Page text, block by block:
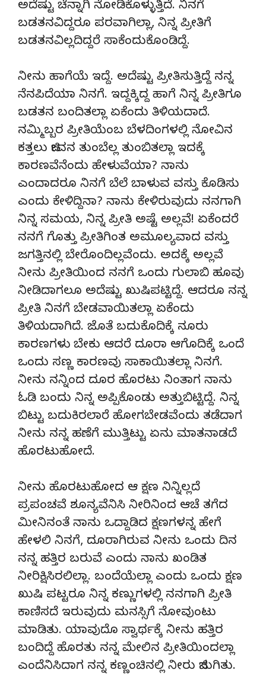
ಅದೆಷ್ಟು ಚೆನ್ನಾಗಿ ನೋಡಿಕೊಳ್ಳುತ್ತಿದೆ. ನಿನಗೆ
ಬಡತನವಿದ್ದರೂ ಪರವಾಗಿಲ್ಲಾ, ನಿನ್ನ ಪ್ರೀತಿಗೆ
ಬಡತನವಿಲ್ಲದಿದ್ದರೆ ಸಾಕೆಂದುಕೊಂಡಿದ್ದೆ.
ನೀನು ಹಾಗೆಯೆ ಇದ್ದೆ. ಅದೆಷ್ಟು ಪ್ರೀತಿಸುತ್ತಿದ್ದೆ ನನ್ನ
ನೆನಪಿದೆಯಾ ನಿನಗೆ. ಇದ್ದಕ್ಕಿದ್ದ ಹಾಗೆ ನಿನ್ನ ಪ್ರೀತಿಗೂ
ಬಡತನ ಬಂದಿತಲ್ಲಾ ಏಕೆಂದು ತಿಳಿಯದಾದೆ.
ನಮ್ಮಿಬ್ಬರ ಪ್ರೀತಿಯೆಂಬ ಬೆಳದಿಂಗಳಲ್ಲಿ ನೋವಿನ
ಕತ್ತಲು ಜೀವನ ತುಂಬೆಲ್ಲ ತುಂಬಿತಲ್ಲಾ ಇದಕ್ಕೆ
ಕಾರಣವೆನೆಂದು ಹೇಳುವೆಯಾ? ನಾನು
ಎಂದಾದರೂ ನಿನಗೆ ಬೆಲೆ ಬಾಳುವ ವಸ್ತು ಕೊಡಿಸು
ಎಂದು ಕೇಳಿದ್ದಿನಾ? ನಾನು ಕೇಳಿರುವುದು ನನಗಾಗಿ
ನಿನ್ನ ಸಮಯ, ನಿನ್ನ ಪ್ರೀತಿ ಅಷ್ಟೆ ಅಲ್ಲವೆ! ಏಕೆಂದರೆ
ನನಗೆ ಗೊತ್ತು ಪ್ರೀತಿಗಿಂತ ಅಮೂಲ್ಯವಾದ ವಸ್ತು
ಜಗತ್ತಿನಲ್ಲಿ ಬೇರೊಂದಿಲ್ಲವೆಂದು. ಅದಕ್ಕೆ ಅಲ್ಲವೆ
ನೀನು ಪ್ರೀತಿಯಿಂದ ನನಗೆ ಒಂದು ಗುಲಾಬಿ ಹೂವು
ನೀಡಿದಾಗಲೂ ಅದೆಷ್ಟು ಖುಷಿಪಟ್ಟಿದ್ದೆ. ಆದರೂ ನನ್ನ
ಪ್ರೀತಿ ನಿನಗೆ ಬೇಡವಾಯಿತಲ್ಲಾ ಏಕೆಂದು
ತಿಳಿಯದಾಗಿದೆ. ಜೊತೆ ಬದುಕೊದಿಕ್ಕೆ ನೂರು
ಕಾರಣಗಳು ಬೇಕು ಆದರೆ ದೂರಾ ಆಗೊದಿಕ್ಕೆ ಒಂದೆ
ಒಂದು ಸಣ್ಣ ಕಾರಣವು ಸಾಕಾಯಿತಲ್ಲಾ ನಿನಗೆ.
ನೀನು ನನ್ನಿಂದ ದೂರ ಹೊರಟು ನಿಂತಾಗ ನಾನು
ಓಡಿ ಬಂದು ನಿನ್ನ ಅಪ್ಪಿಕೊಂಡು ಅತ್ತುಬಿಟ್ಟಿದ್ದೆ. ನಿನ್ನ
ಬಿಟ್ಟು ಬದುಕಿರಲಾರೆ ಹೋಗಬೇಡವೆಂದು ತಡೆದಾಗ
ನೀನು ನನ್ನ ಹಣೆಗೆ ಮುತ್ತಿಟ್ಟು ಏನು ಮಾತನಾಡದೆ
ಹೊರಟುಹೋದೆ.
ನೀನು ಹೊರಟುಹೋದ ಆ ಕ್ಷಣ ನಿನ್ನಿಲ್ಲದೆ
ಪ್ರಪಂಚವೆ ಶೂನ್ಯವೆನಿಸಿ ನೀರಿನಿಂದ ಆಚೆ ತಗೆದ
ಮೀನಿನಂತೆ ನಾನು ಒದ್ದಾಡಿದ ಕ್ಷಣಗಳನ್ನ ಹೇಗೆ
ಹೇಳಲಿ ನಿನಗೆ, ದೂರಾಗಿರುವ ನೀನು ಒಂದು ದಿನ
ನನ್ನ ಹತ್ತಿರ ಬರುವೆ ಎಂದು ನಾನು ಖಂಡಿತ
ನೀರಿಕ್ಷಿಸಿರಲಿಲ್ಲಾ. ಬಂದೆಯೆಲ್ಲಾ ಎಂದು ಒಂದು ಕ್ಷಣ
ಖುಷಿ ಪಟ್ಟರೂ ನಿನ್ನ ಕಣ್ಣುಗಳಲ್ಲಿ ನನಗಾಗಿ ಪ್ರೀತಿ
ಕಾಣಿಸದೆ ಇರುವುದು ಮನಸ್ಸಿಗೆ ನೋವುಂಟು
ಮಾಡಿತು. ಯಾವುದೊ ಸ್ವಾರ್ಥಕ್ಕೆ ನೀನು ಹತ್ತಿರ
ಬಂದಿದ್ದೆ ಹೊರತು ನನ್ನ ಮೇಲಿನ ಪ್ರೀತಿಯಿಂದಲ್ಲಾ
ಎಂದೆನಿಸಿದಾಗ ನನ್ನ ಕಣ್ಣಂಚಿನಲ್ಲಿ ನೀರು ಜಿನುಗಿತು.